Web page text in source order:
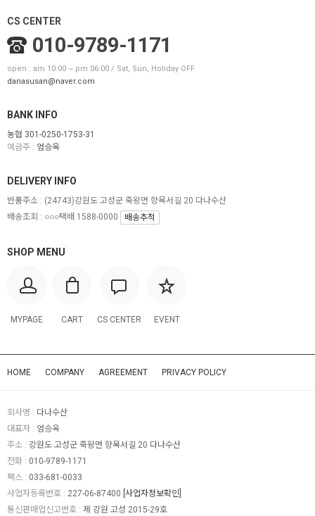
CS CENTER
010-9789-1171
open : am 10:00 ~ pm 06:00 / Sat, Sun, Holiday OFF
danasusan@naver.com
BANK INFO
농협 301-0250-1753-31
예금주 : 엄승옥
SHOP MENU
MYPAGE CART CS CENTER EVENT
DELIVERY INFO
반품주소 : (24743)강원도 고성군 죽왕면 향목서길 20 다나수산
배송조회 : ○○○택배 1588-0000
배송추적
HOME COMPANY AGREEMENT PRIVACY POLICY
회사명 : 다나수산
대표자 : 엄승옥
주소 : 강원도 고성군 죽왕면 향목서길 20 다나수산
전화 : 010-9789-1171
팩스 : 033-681-0033
사업자등록번호 : 227-06-87400 [사업자정보확인]
통신판매업신고번호 : 제 강원 고성 2015-29호